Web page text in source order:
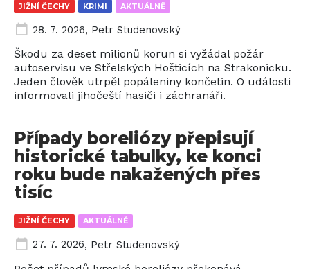
JIŽNÍ ČECHY KRIMI AKTUÁLNĚ
28. 7. 2026, Petr Studenovský
Škodu za deset milionů korun si vyžádal požár
autoservisu ve Střelských Hošticích na Strakonicku.
Jeden člověk utrpěl popáleniny končetin. O události
informovali jihočeští hasiči i záchranáři.
JIŽNÍ ČECHY AKTUÁLNĚ
Případy boreliózy přepisují
historické tabulky, ke konci
roku bude nakažených přes
tisíc
27. 7. 2026, Petr Studenovský